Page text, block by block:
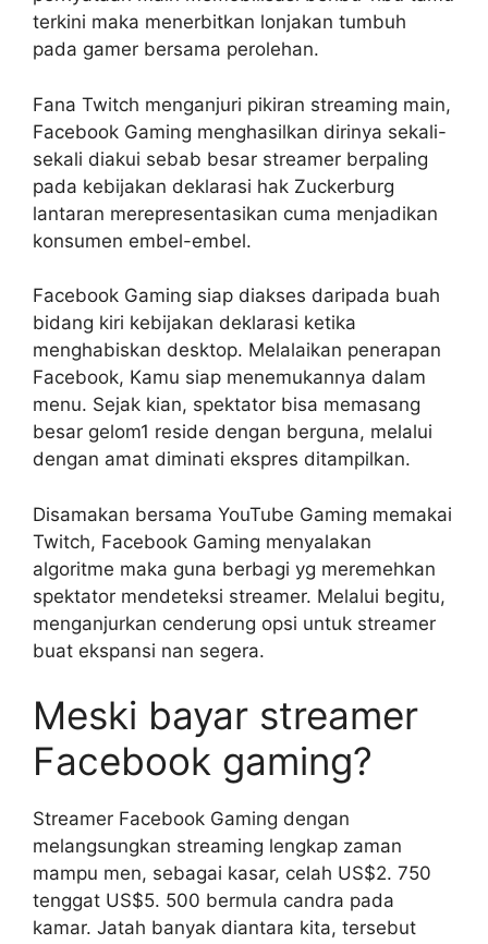
terkini maka menerbitkan lonjakan tumbuh
pada gamer bersama perolehan.
Fana Twitch menganjuri pikiran streaming main,
Facebook Gaming menghasilkan dirinya sekali-
sekali diakui sebab besar streamer berpaling
pada kebijakan deklarasi hak Zuckerburg
lantaran merepresentasikan cuma menjadikan
konsumen embel-embel.
Facebook Gaming siap diakses daripada buah
bidang kiri kebijakan deklarasi ketika
menghabiskan desktop. Melalaikan penerapan
Facebook, Kamu siap menemukannya dalam
menu. Sejak kian, spektator bisa memasang
besar gelom1 reside dengan berguna, melalui
dengan amat diminati ekspres ditampilkan.
Disamakan bersama YouTube Gaming memakai
Twitch, Facebook Gaming menyalakan
algoritme maka guna berbagi yg meremehkan
spektator mendeteksi streamer. Melalui begitu,
menganjurkan cenderung opsi untuk streamer
buat ekspansi nan segera.
Meski bayar streamer
Facebook gaming?
Streamer Facebook Gaming dengan
melangsungkan streaming lengkap zaman
mampu men, sebagai kasar, celah US$2. 750
tenggat US$5. 500 bermula candra pada
kamar. Jatah banyak diantara kita, tersebut